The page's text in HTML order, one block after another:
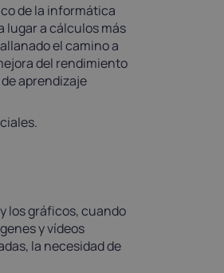
de la informática
lugar a cálculos más
el camino a
del rendimiento
aprendizaje
los gráficos, cuando
y vídeos
la necesidad de